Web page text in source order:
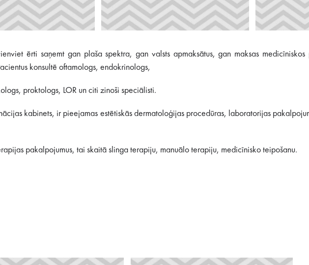
ērti saņemt gan plaša spektra, gan valsts apmaksātus, gan maksas medicīniskos
konsultē oftamologs, endokrinologs,
proktologs, LOR un citi zinoši speciālisti.
kabinets, ir pieejamas estētiskās dermatoloģijas procedūras, laboratorijas
pakalpojumus, tai skaitā slinga terapiju, manuālo terapiju, medicīnisko teipošanu.